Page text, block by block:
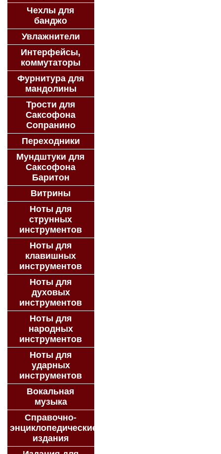
Чехлы для
банджо
Увлажнители
Интерфейсы,
коммутаторы
Фурнитура для
мандолины
Трости для
Саксофона
Сопранино
Переходники
Мундштуки для
Саксофона
Баритон
Витрины
Ноты для
струнных
инструментов
Ноты для
клавишных
инструментов
Ноты для
духовых
инструментов
Ноты для
народных
инструментов
Ноты для
ударных
инструментов
Вокальная
музыка
Справочно-
энциклопедические
издания